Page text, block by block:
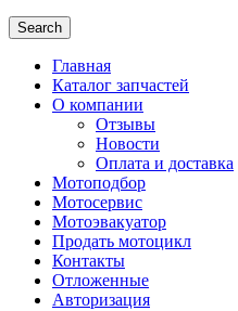
Search
Главная
Каталог запчастей
О компании
Отзывы
Новости
Оплата и доставка
Мотоподбор
Мотосервис
Мотоэвакуатор
Продать мотоцикл
Контакты
Отложенные
Авторизация